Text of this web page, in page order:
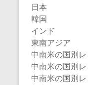
日本
韓国
インド
東南アジア
中南米の国別
中南米の国別
中南米の国別